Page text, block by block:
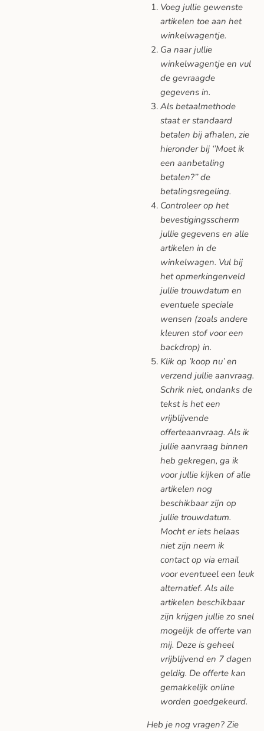
Voeg jullie gewenste
artikelen toe aan het
winkelwagentje.
Ga naar jullie
winkelwagentje en vul
de gevraagde
gegevens in.
Als betaalmethode
staat er standaard
betalen bij afhalen, zie
hieronder bij ‘’Moet ik
een aanbetaling
betalen?’’ de
betalingsregeling.
Controleer op het
bevestigingsscherm
jullie gegevens en alle
artikelen in de
winkelwagen. Vul bij
het opmerkingenveld
jullie trouwdatum en
eventuele speciale
wensen (zoals andere
kleuren stof voor een
backdrop) in.
Klik op ’koop nu’ en
verzend jullie aanvraag.
Schrik niet, ondanks de
tekst is het een
vrijblijvende
offerteaanvraag. Als ik
jullie aanvraag binnen
heb gekregen, ga ik
voor jullie kijken of alle
artikelen nog
beschikbaar zijn op
jullie trouwdatum.
Mocht er iets helaas
niet zijn neem ik
contact op via email
voor eventueel een leuk
alternatief. Als alle
artikelen beschikbaar
zijn krijgen jullie zo snel
mogelijk de offerte van
mij. Deze is geheel
vrijblijvend en 7 dagen
geldig. De offerte kan
gemakkelijk online
worden goedgekeurd.
Heb je nog vragen? Zie